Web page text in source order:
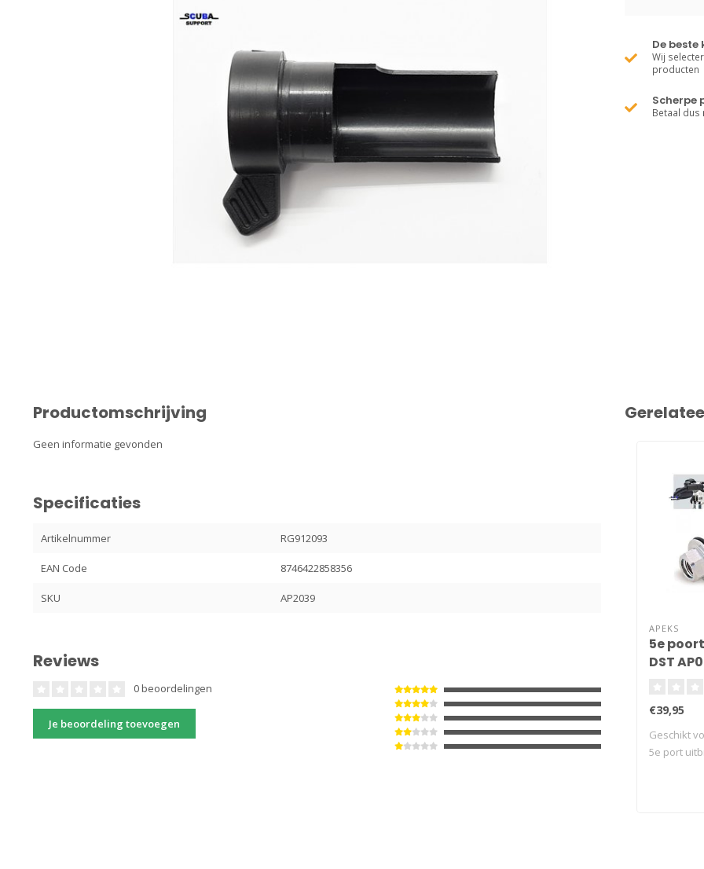
De beste
Wij
producten
Scherpe
Betaal dus
Productomschrijving
Geen informatie gevonden
Specificaties
Artikelnummer RG912093
EAN Code 8746422858356
SKU AP2039
Reviews
0 beoordelingen
Je beoordeling toevoegen
APEKS
5e
DST
€39,95
Geschikt
5e port